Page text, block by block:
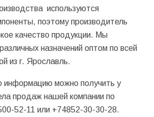
используются
поэтому производитель
качество продукции. Мы
назначений оптом по всей
из г. Ярославль.
информацию можно получить у
продаж нашей компании по
52-11 или +74852-30-30-28.